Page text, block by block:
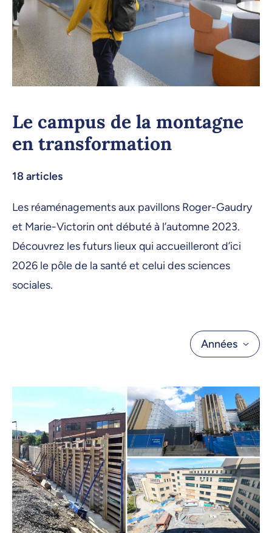
Le campus de la montagne
en transformation
18 articles
Les réaménagements aux pavillons Roger-Gaudry
et Marie-Victorin ont débuté à l’automne 2023.
Découvrez les futurs lieux qui accueilleront d’ici
2026 le pôle de la santé et celui des sciences
sociales.
Années
2025
2024
2023
2022